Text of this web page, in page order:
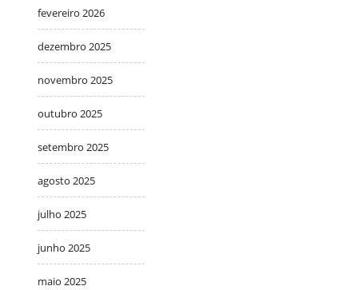
fevereiro 2026
dezembro 2025
novembro 2025
outubro 2025
setembro 2025
agosto 2025
julho 2025
junho 2025
maio 2025